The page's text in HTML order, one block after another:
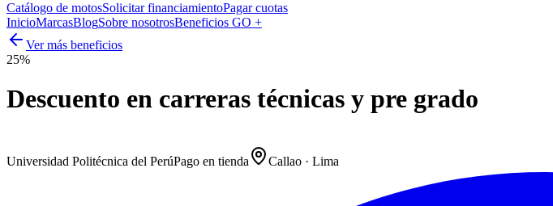
Catálogo de motosSolicitar financiamientoPagar cuotas
InicioMarcasBlogSobre nosotrosBeneficios GO +
Ver más beneficios
25%
Descuento en carreras técnicas y pre grado
Universidad Politécnica del PerúPago en tienda Callao · Lima